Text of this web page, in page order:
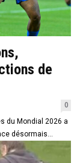
de
0
du Mondial 2026 a
désormais...